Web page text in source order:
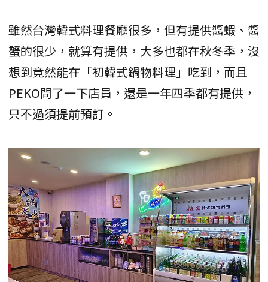
雖然台灣韓式料理餐廳很多，但有提供醬蝦、醬
蟹的很少，就算有提供，大多也都在秋冬季，沒
想到竟然能在「初韓式鍋物料理」吃到，而且
PEKO問了一下店員，還是一年四季都有提供，
只不過須提前預訂。